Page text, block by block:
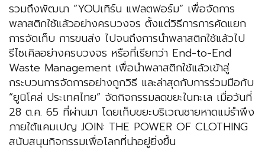
รวมถึงพัฒนา “YOUเทิร์น แฟลตฟอร์ม” เพื่อจัดการ
พลาสติกใช้แล้วอย่างครบวงจร ตั้งแต่วิธีการการคัดแยก
การจัดเก็บ การขนส่ง ไปจนถึงการนำพลาสติกใช้แล้วไป
รีไซเคิลอย่างครบวงจร หรือที่เรียกว่า End-to-End
Waste Management เพื่อนำพลาสติกใช้แล้วเข้าสู่
กระบวนการจัดการอย่างถูกวิธี และล่าสุดกับการร่วมมือกับ
“ยูนิโคล่ ประเทศไทย” จัดกิจกรรมลดขยะในทะเล เมื่อวันที่
28 ต.ค. 65 ที่ผ่านมา โดยเก็บขยะบริเวณชายหาดแม่รำพึง
ภายใต้แคมเปญ JOIN: THE POWER OF CLOTHING
สนับสนุนกิจกรรมเพื่อโลกที่น่าอยู่ยิ่งขึ้น